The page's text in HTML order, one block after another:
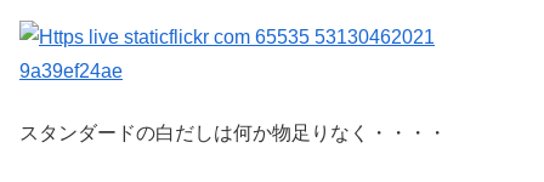
スタンダードの白だしは何か物足りなく・・・・